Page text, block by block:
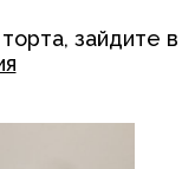
зайдите в